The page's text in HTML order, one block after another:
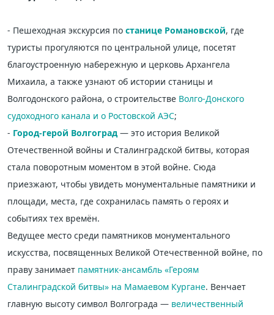
- Пешеходная экскурсия по станице Романовской, где
туристы прогуляются по центральной улице, посетят
благоустроенную набережную и церковь Архангела
Михаила, а также узнают об истории станицы и
Волгодонского района, о строительстве Волго-Донского
судоходного канала и о Ростовской АЭС;
- Город-герой Волгоград — это история Великой
Отечественной войны и Сталинградской битвы, которая
стала поворотным моментом в этой войне. Сюда
приезжают, чтобы увидеть монументальные памятники и
площади, места, где сохранилась память о героях и
событиях тех времён.
Ведущее место среди памятников монументального
искусства, посвященных Великой Отечественной войне, по
праву занимает памятник-ансамбль «Героям
Сталинградской битвы» на Мамаевом Кургане. Венчает
главную высоту символ Волгограда — величественный